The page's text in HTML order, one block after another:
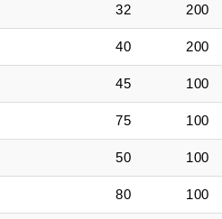
32 200
40 200
45 100
75 100
50 100
80 100